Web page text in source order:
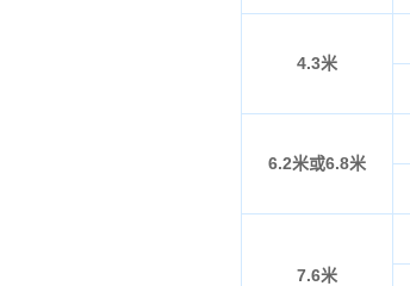
4.3米
6.2米或6.8米
7.6米